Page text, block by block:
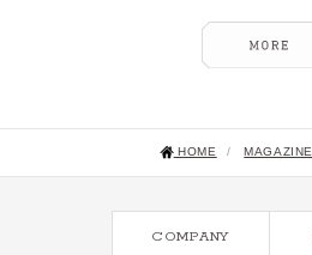
HOME / MAGAZINE
COMPANY